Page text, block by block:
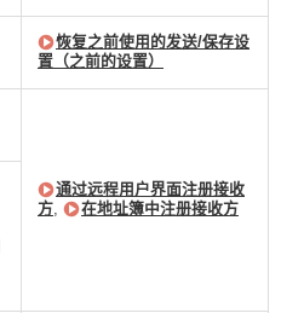
恢复之前使用的发送/保存设
置（之前的设置）
通过远程用户界面注册接收
方, 在地址簿中注册接收方